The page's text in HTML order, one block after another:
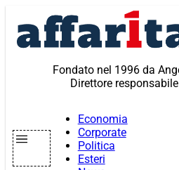
contenuto
Fondato nel 1996 da
Direttore
Economia
Corporate
Politica
Esteri